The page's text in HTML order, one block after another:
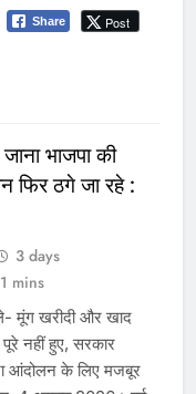
Share Post
भाजपा की
फिर ठगे जा रहे :
3 days
1 mins
मूंग खरीदी और खाद
नहीं हुए, सरकार
आंदोलन के लिए मजबूर